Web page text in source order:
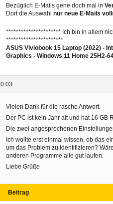
Bezüglich E-Mails gehe doch mal in
Dort die Auswahlnur neue E-Mails
********************** Ich bin in allem
***********************
ASUS Viviobook 15 Laptop (2022) -
Graphics -Windows 11 Home 25H2-
Vielen Dank für die rasche Antwort.
Der PC ist kein Jahr alt und hat 16 GB
Die zwei angesprochenen
Ich wollte erst einmal wissen, ob das
um das Problem zu identifizieren?
anderen Programme alle gut laufen.
Liebe Grüße
Beitrag